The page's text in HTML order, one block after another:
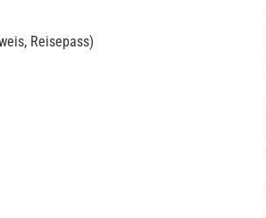
Reisepass)